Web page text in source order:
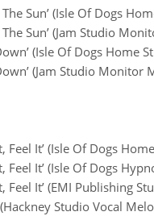
Sun’ (Isle Of Dogs
Sun’ (Jam Studio
(Isle Of Dogs Home
(Jam Studio Monitor
Feel It’ (Isle Of Dogs
Feel It’ (Isle Of Dogs
Feel It’ (EMI Publishing
Studio Vocal